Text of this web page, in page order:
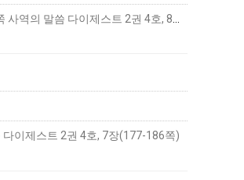
이제스트 2권 4호, 7장(177-186쪽)